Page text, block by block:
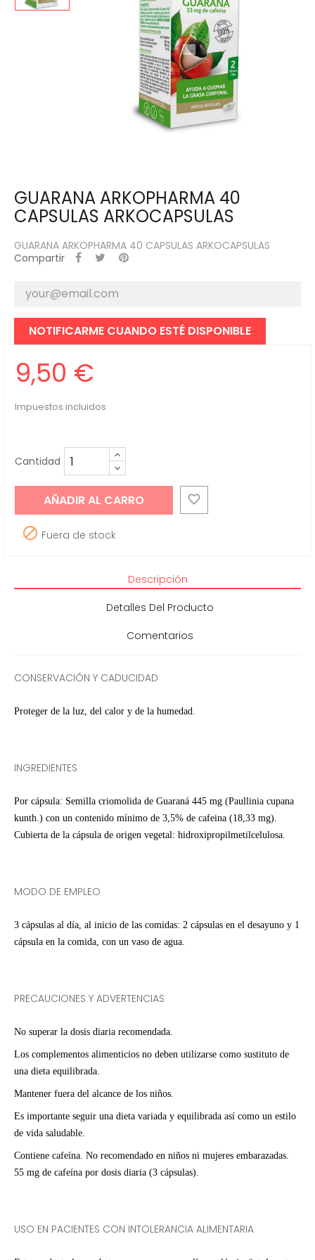
GUARANA ARKOPHARMA 40
CAPSULAS ARKOCAPSULAS
GUARANA ARKOPHARMA 40 CAPSULAS ARKOCAPSULAS
Compartir
NOTIFICARME CUANDO ESTÉ DISPONIBLE
9,50 €
Impuestos incluidos
Cantidad
AÑADIR AL CARRO 
 Fuera de stock
Descripción
Detalles Del Producto
Comentarios
CONSERVACIÓN Y CADUCIDAD
Proteger de la luz, del calor y de la humedad.
INGREDIENTES
Por cápsula: Semilla criomolida de Guaraná 445 mg (Paullinia cupana
kunth.) con un contenido mínimo de 3,5% de cafeina (18,33 mg).
Cubierta de la cápsula de origen vegetal: hidroxipropilmetilcelulosa.
MODO DE EMPLEO
3 cápsulas al día, al inicio de las comidas: 2 cápsulas en el desayuno y 1
cápsula en la comida, con un vaso de agua.
PRECAUCIONES Y ADVERTENCIAS
No superar la dosis diaria recomendada.
Los complementos alimenticios no deben utilizarse como sustituto de
una dieta equilibrada.
Mantener fuera del alcance de los niños.
Es importante seguir una dieta variada y equilibrada así como un estilo
de vida saludable.
Contiene cafeína. No recomendado en niños ni mujeres embarazadas.
55 mg de cafeína por dosis diaria (3 cápsulas).
USO EN PACIENTES CON INTOLERANCIA ALIMENTARIA